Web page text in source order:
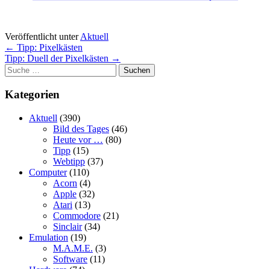
Veröffentlicht unterAktuell
Beitragsnavigation
← Tipp: Pixelkästen
Tipp: Duell der Pixelkästen →
Suchen
Kategorien
Aktuell (390)
Bild des Tages (46)
Heute vor … (80)
Tipp (15)
Webtipp (37)
Computer(110)
Acorn (4)
Apple (32)
Atari (13)
Commodore (21)
Sinclair(34)
Emulation (19)
M.A.M.E. (3)
Software (11)